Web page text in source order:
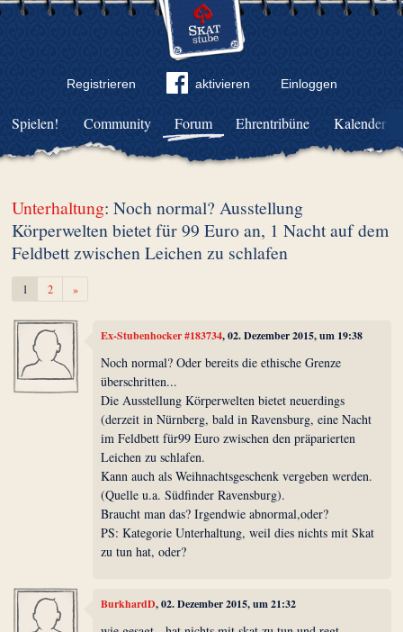
Registrieren aktivieren Einloggen
Community Forum Ehrentribüne Kalender
Spielen!
Unterhaltung: Noch normal? Ausstellung
Körperwelten bietet für 99 Euro an, 1 Nacht auf dem
Feldbett zwischen Leichen zu schlafen
1 2 »Weiter
Ex-Stubenhocker #183734, 02. Dezember 2015, um 19:38
Noch normal? Oder bereits die ethische Grenze
überschritten...
Die Ausstellung Körperwelten bietet neuerdings
(derzeit in Nürnberg, bald in Ravensburg, eine Nacht
im Feldbett für99 Euro zwischen den präparierten
Leichen zu schlafen.
Kann auch als Weihnachtsgeschenk vergeben werden.
(Quelle u.a. Südfinder Ravensburg).
Braucht man das? Irgendwie abnormal,oder?
PS: Kategorie Unterhaltung, weil dies nichts mit Skat
zu tun hat, oder?
BurkhardD, 02. Dezember 2015, um 21:32